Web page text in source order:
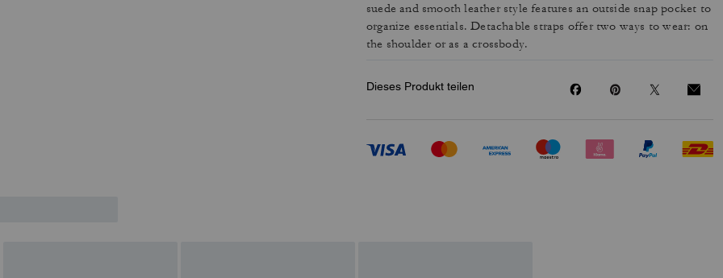
suede and smooth leather style features an outside snap pocket to
organize essentials. Detachable straps offer two ways to wear: on
the shoulder or as a crossbody.
Dieses Produkt teilen